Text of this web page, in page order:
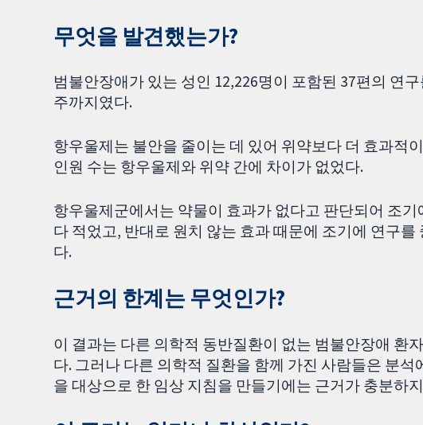
무엇을 발견했는가?
범불안장애가 있는 성인 12,226명이 포함된 37편의 연
주까지였다.
항우울제는 불안을 줄이는 데 있어 위약보다 더 효과적
인원 수는 항우울제와 위약 간에 차이가 없었다.
항우울제군에서는 약물이 효과가 없다고 판단되어 조
다 적었고, 반대로 원치 않는 효과 때문에 조기에 연구
다.
근거의 한계는 무엇인가?
이 결과는 다른 의학적 동반질환이 없는 범불안장애 환
다. 그러나 다른 의학적 질환을 함께 가진 사람들은 분
을 대상으로 한 임상 지침을 만들기에는 근거가 충분하